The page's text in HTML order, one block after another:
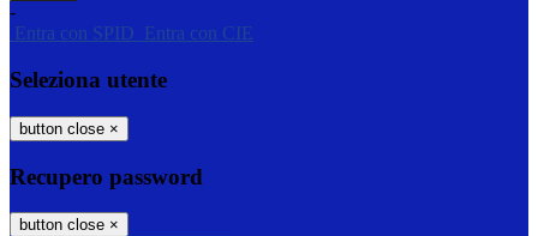
-
Entra con SPID
Entra con CIE
Seleziona utente
button close ×
Recupero password
button close ×